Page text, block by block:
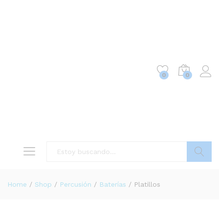
0 0
Home / Shop / Percusión / Baterías / Platillos